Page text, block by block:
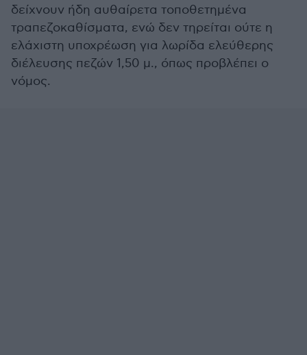
δείχνουν ήδη αυθαίρετα τοποθετημένα
τραπεζοκαθίσματα, ενώ δεν τηρείται ούτε η
ελάχιστη υποχρέωση για λωρίδα ελεύθερης
διέλευσης πεζών 1,50 μ., όπως προβλέπει ο
νόμος.